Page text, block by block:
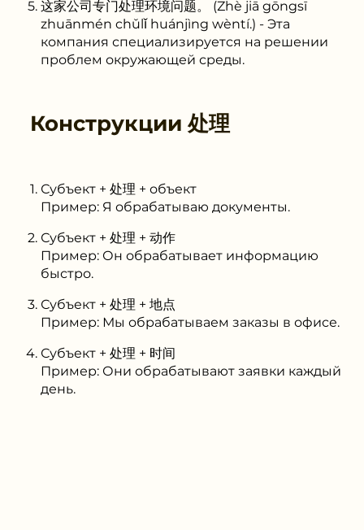
这家公司专门处理环境问题。 (Zhè jiā gōngsī
zhuānmén chǔlǐ huánjìng wèntí.) - Эта
компания специализируется на решении
проблем окружающей среды.
Конструкции 处理
Субъект + 处理 + объект
Пример: Я обрабатываю документы.
Субъект + 处理 + 动作
Пример: Он обрабатывает информацию
быстро.
Субъект + 处理 + 地点
Пример: Мы обрабатываем заказы в офисе.
Субъект + 处理 + 时间
Пример: Они обрабатывают заявки каждый
день.